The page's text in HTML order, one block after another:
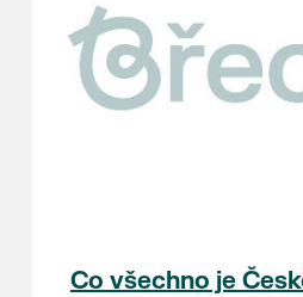
Co všechno je